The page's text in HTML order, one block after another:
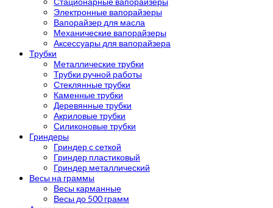
Электронные вапорайзеры
Вапорайзер для масла
Механические вапорайзеры
Аксессуары для вапорайзера
Трубки
Металлические трубки
Трубки ручной работы
Стеклянные трубки
Каменные трубки
Деревянные трубки
Акриловые трубки
Силиконовые трубки
Гриндеры
Гриндер с сеткой
Гриндер пластиковый
Гриндер металлический
Весы на граммы
Весы карманные
Весы до 500 грамм